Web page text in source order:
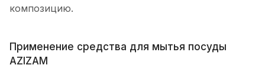
композицию.
Применение средства для мытья посуды
AZIZAM